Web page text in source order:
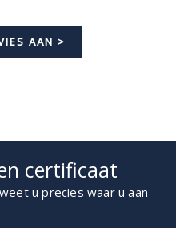
AAN >
certificaat
u precies waar u aan